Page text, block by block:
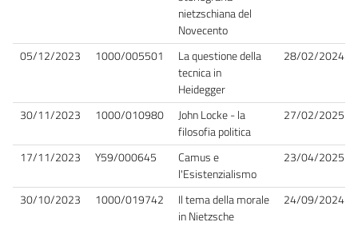
nietzschiana del
Novecento
05/12/2023 1000/005501
La questione della
tecnica in
Heidegger
28/02/2024
30/11/2023 1000/010980
John Locke - la
filosofia politica
27/02/2025
17/11/2023 Y59/000645
Camus e
l'Esistenzialismo
23/04/2025
30/10/2023 1000/019742
Il tema della morale
in Nietzsche
24/09/2024